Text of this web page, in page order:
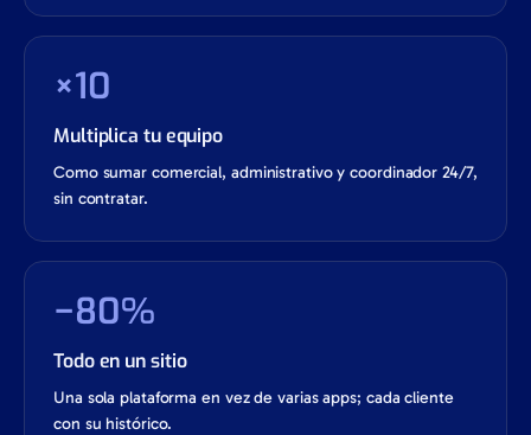
×10
Multiplica tu equipo
Como sumar comercial, administrativo y coordinador 24/7,
sin contratar.
−80%
Todo en un sitio
Una sola plataforma en vez de varias apps; cada cliente
con su histórico.